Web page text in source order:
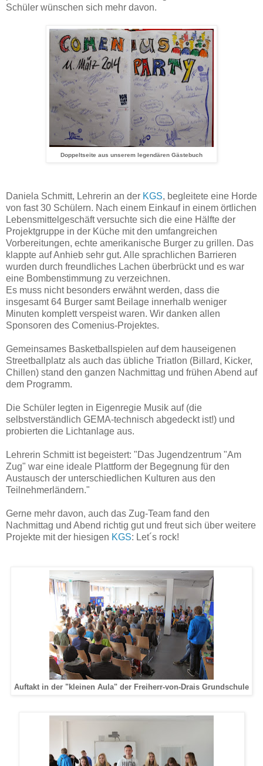
Schüler wünschen sich mehr davon.
Doppeltseite aus unserem legendären Gästebuch
Daniela Schmitt, Lehrerin an der KGS, begleitete eine Horde
von fast 30 Schülern. Nach einem Einkauf in einem örtlichen
Lebensmittelgeschäft versuchte sich die eine Hälfte der
Projektgruppe in der Küche mit den umfangreichen
Vorbereitungen, echte amerikanische Burger zu grillen. Das
klappte auf Anhieb sehr gut. Alle sprachlichen Barrieren
wurden durch freundliches Lachen überbrückt und es war
eine Bombenstimmung zu verzeichnen.
Es muss nicht besonders erwähnt werden, dass die
insgesamt 64 Burger samt Beilage innerhalb weniger
Minuten komplett verspeist waren. Wir danken allen
Sponsoren des Comenius-Projektes.
Gemeinsames Basketballspielen auf dem hauseigenen
Streetballplatz als auch das übliche Triatlon (Billard, Kicker,
Chillen) stand den ganzen Nachmittag und frühen Abend auf
dem Programm.
Die Schüler legten in Eigenregie Musik auf (die
selbstverständlich GEMA-technisch abgedeckt ist!) und
probierten die Lichtanlage aus.
Lehrerin Schmitt ist begeistert: "Das Jugendzentrum "Am
Zug" war eine ideale Plattform der Begegnung für den
Austausch der unterschiedlichen Kulturen aus den
Teilnehmerländern."
Gerne mehr davon, auch das Zug-Team fand den
Nachmittag und Abend richtig gut und freut sich über weitere
Projekte mit der hiesigen KGS: Let´s rock!
Auftakt in der "kleinen Aula" der Freiherr-von-Drais Grundschule